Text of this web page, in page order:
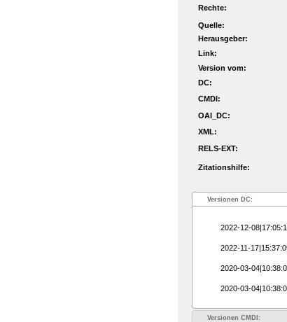
Rechte:
Quelle:
Herausgeber:
Link:
Version vom:
DC:
CMDI:
OAI_DC:
XML:
RELS-EXT:
Zitationshilfe:
Versionen DC:
2022-12-
2022-11-
2020-03-
2020-03-
Versionen CMDI: